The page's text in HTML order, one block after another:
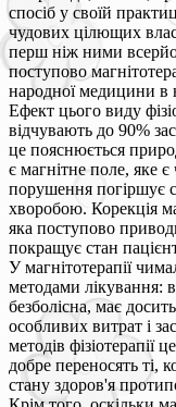
спосіб у своїй
чудових цілющих
перш ніж ними
поступово
народної медицини в
Ефект цього виду
відчувають до 90%
це пояснюється
є магнітне поле, яке
порушення погіршує
хворобою. Корекція
яка поступово
покращує стан
У магнітотерапії
методами лікування:
безболісна, має
особливих витрат і
методів
добре переносять ті,
стану здоров'я